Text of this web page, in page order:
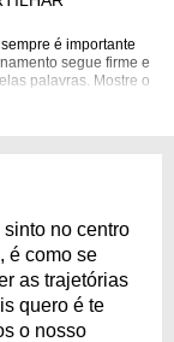
é importante
segue firme e
palavras. Mostre o
os sentimentos!
no centro
é como se
as trajetórias
quero é te
o nosso